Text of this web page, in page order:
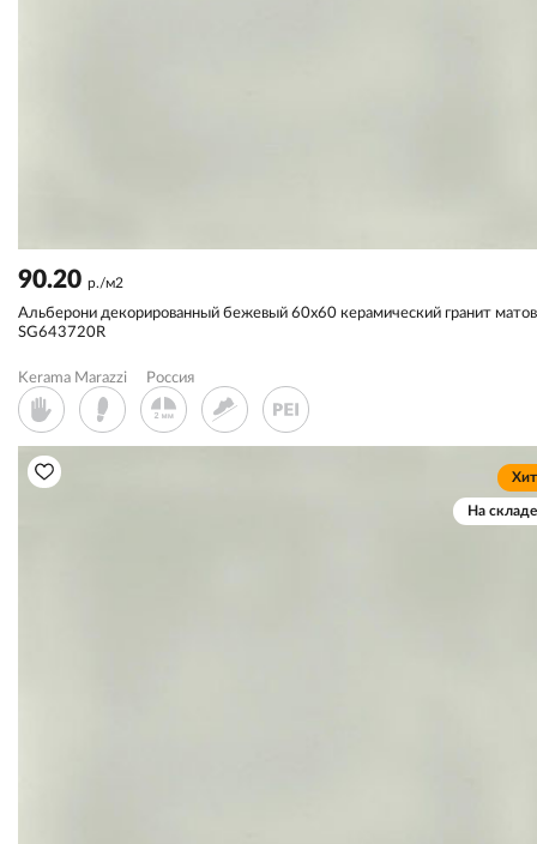
90.20 р./м2
Альберони декорированный бежевый 60x60 керамический гранит
SG643720R
Kerama Marazzi Россия
Хит
На складе